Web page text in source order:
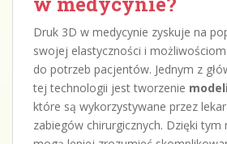
Druk 3D w medycynie zyskuje na
swojej elastyczności i
do potrzeb pacjentów. Jednym z
tej technologii jest tworzenie
które są wykorzystywane przez
zabiegów chirurgicznych. Dzięki